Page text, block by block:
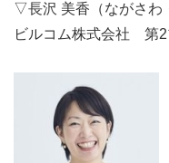
▽長沢 美香（ながさわ
ビルコム株式会社 第